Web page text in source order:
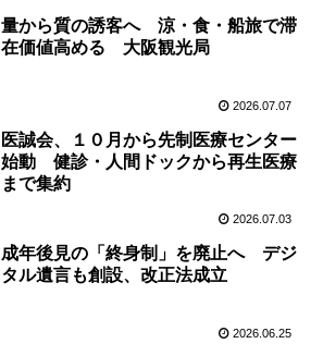
量から質の誘客へ 涼・食・船旅で滞
在価値高める 大阪観光局
2026.07.07
医誠会、１０月から先制医療センター
始動 健診・人間ドックから再生医療
まで集約
2026.07.03
成年後見の「終身制」を廃止へ デジ
タル遺言も創設、改正法成立
2026.06.25